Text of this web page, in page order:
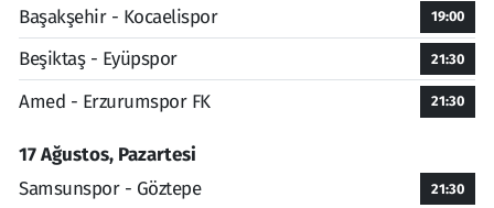
Başakşehir - Kocaelispor
19:00
Beşiktaş - Eyüpspor 21:30
Amed - Erzurumspor FK 21:30
17 Ağustos, Pazartesi
Samsunspor - Göztepe
21:30